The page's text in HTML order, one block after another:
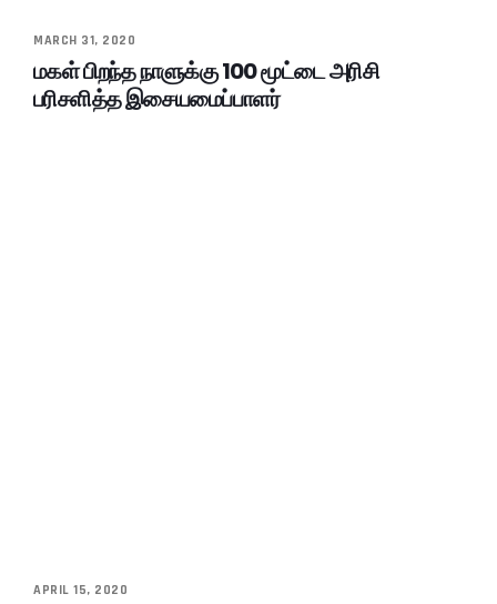
MARCH 31, 2020
மகள் பிறந்த நாளுக்கு 100 மூட்டை அரிசி
பரிசளித்த இசையமைப்பாளர்
APRIL 15, 2020